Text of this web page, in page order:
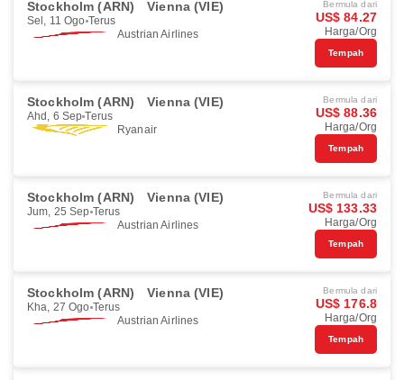
Stockholm (ARN) Vienna (VIE)
Sel, 11 Ogo Terus
Austrian Airlines
Bermula dari
US$ 84.27
Harga/Org
Tempah
Stockholm (ARN) Vienna (VIE)
Ahd, 6 Sep Terus
Ryanair
Bermula dari
US$ 88.36
Harga/Org
Tempah
Stockholm (ARN) Vienna (VIE)
Jum, 25 Sep Terus
Austrian Airlines
Bermula dari
US$ 133.33
Harga/Org
Tempah
Stockholm (ARN) Vienna (VIE)
Kha, 27 Ogo Terus
Austrian Airlines
Bermula dari
US$ 176.8
Harga/Org
Tempah